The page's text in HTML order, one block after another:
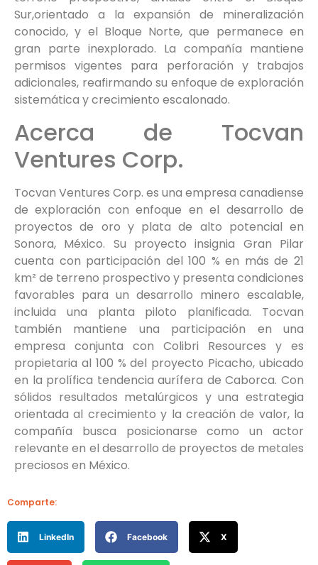
Sur,orientado a la expansión de mineralización
conocido, y el Bloque Norte, que permanece en
gran parte inexplorado. La compañía mantiene
permisos vigentes para perforación y trabajos
adicionales, reafirmando su enfoque de exploración
sistemática y crecimiento escalonado.
Acerca de Tocvan
Ventures Corp.
Tocvan Ventures Corp. es una empresa canadiense
de exploración con enfoque en el desarrollo de
proyectos de oro y plata de alto potencial en
Sonora, México. Su proyecto insignia Gran Pilar
cuenta con participación del 100 % en más de 21
km² de terreno prospectivo y presenta condiciones
favorables para un desarrollo minero escalable,
incluida una planta piloto planificada. Tocvan
también mantiene una participación en una
empresa conjunta con Colibri Resources y es
propietaria al 100 % del proyecto Picacho, ubicado
en la prolífica tendencia aurífera de Caborca. Con
sólidos resultados metalúrgicos y una estrategia
orientada al crecimiento y la creación de valor, la
compañía busca posicionarse como un actor
relevante en el desarrollo de proyectos de metales
preciosos en México.
Comparte:
LinkedIn Facebook X